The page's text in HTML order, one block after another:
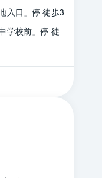
入口」停 徒歩3
学校前」停 徒